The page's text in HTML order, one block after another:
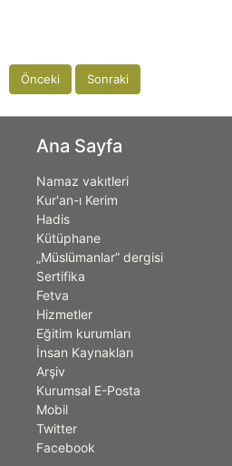
Önceki Sonraki
Ana Sayfa
Namaz vakıtleri
Kur'an-ı Kerim
Hadis
Kütüphane
„Müslümanlar” dergisi
Sertifika
Fetva
Hizmetler
Eğitim kurumları
İnsan Kaynakları
Arşiv
Kurumsal E-Posta
Mobil
Twitter
Facebook